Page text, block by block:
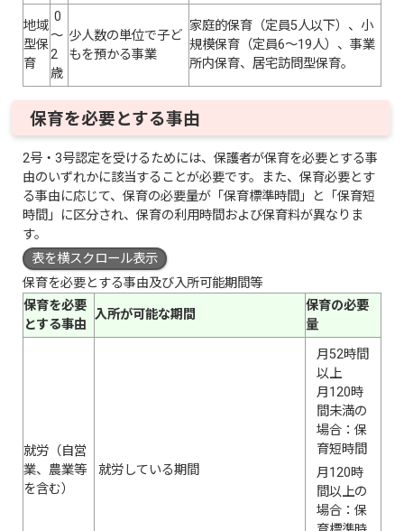
地域
型保
育
0
～
2
歳
少人数の単位で子ど
もを預かる事業
家庭的保育（定員5人以下）、小
規模保育（定員6～19人）、事業
所内保育、居宅訪問型保育。
保育を必要とする事由
2号・3号認定を受けるためには、保護者が保育を必要とする事
由のいずれかに該当することが必要です。また、保育必要とす
る事由に応じて、保育の必要量が「保育標準時間」と「保育短
時間」に区分され、保育の利用時間および保育料が異なりま
す。
表を横スクロール表示
保育を必要とする事由及び入所可能期間等
保育を必要
とする事由
入所が可能な期間
保育の必要
量
就労（自営
業、農業等
を含む）
就労している期間
月52時間
以上
月120時
間未満の
場合：保
育短時間
月120時
間以上の
場合：保